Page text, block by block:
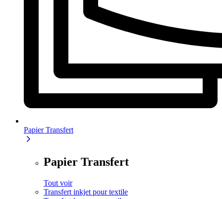
Papier Transfert
Papier Transfert
Tout voir
Transfert inkjet pour textile